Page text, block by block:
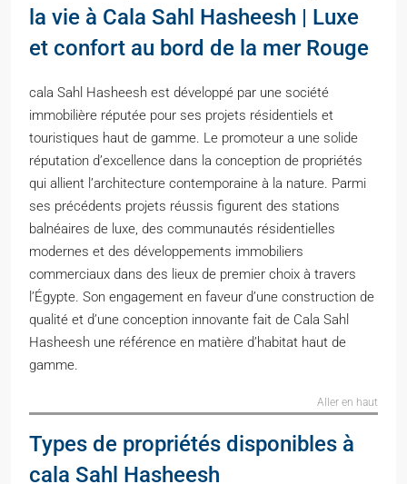
la vie à Cala Sahl Hasheesh | Luxe
et confort au bord de la mer Rouge
cala Sahl Hasheesh est développé par une société
immobilière réputée pour ses projets résidentiels et
touristiques haut de gamme. Le promoteur a une solide
réputation d’excellence dans la conception de propriétés
qui allient l’architecture contemporaine à la nature. Parmi
ses précédents projets réussis figurent des stations
balnéaires de luxe, des communautés résidentielles
modernes et des développements immobiliers
commerciaux dans des lieux de premier choix à travers
l’Égypte. Son engagement en faveur d’une construction de
qualité et d’une conception innovante fait de Cala Sahl
Hasheesh une référence en matière d’habitat haut de
gamme.
Aller en haut
Types de propriétés disponibles à
cala Sahl Hasheesh